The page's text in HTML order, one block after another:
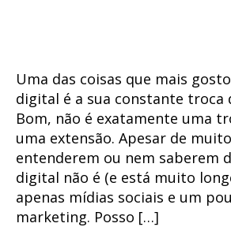
Uma das coisas que mais
digital é a sua constante troca
Bom, não é exatamente uma
uma extensão. Apesar de
entenderem ou nem saberem
digital não é (e está muito
apenas mídias sociais e um
marketing. Posso […]